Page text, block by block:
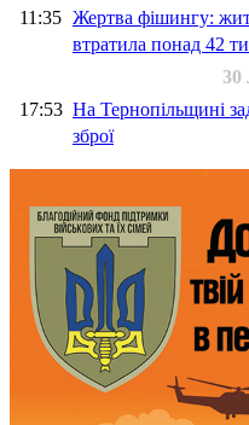
11:35 Жертва фішингу:
втратила понад 42
17:53 На Тернопільщині
зброї